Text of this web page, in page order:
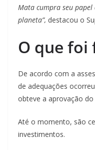
Mata cumpra seu
planeta”, destacou o
O que foi
De acordo com a
de adequações
obteve a aprovação do
Até o momento, são
investimentos.